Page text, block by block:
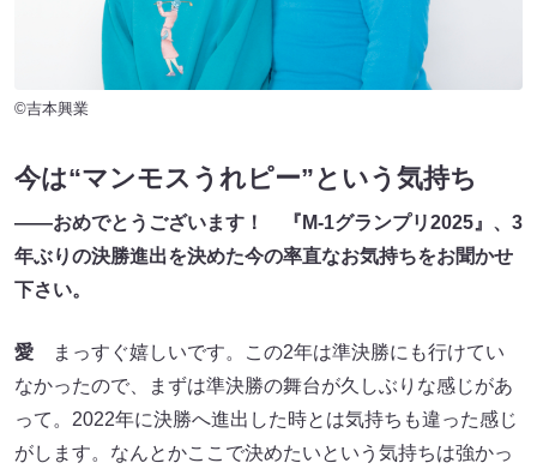
©吉本興業
今は“マンモスうれピー”という気持ち
――おめでとうございます！ 『M-1グランプリ2025』、3
年ぶりの決勝進出を決めた今の率直なお気持ちをお聞かせ
下さい。
愛 まっすぐ嬉しいです。この2年は準決勝にも行けてい
なかったので、まずは準決勝の舞台が久しぶりな感じがあ
って。2022年に決勝へ進出した時とは気持ちも違った感じ
がします。なんとかここで決めたいという気持ちは強かっ